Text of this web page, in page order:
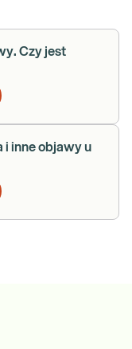
Czy jest
inne objawy u